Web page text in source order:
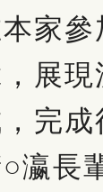
家
展
完
瀛長